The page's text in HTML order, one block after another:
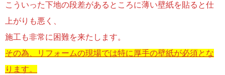
こういった下地の段差があるところに薄い壁紙を貼ると仕
上がりも悪く、
施工も非常に困難を来たします。
その為、リフォームの現場では特に厚手の壁紙が必須とな
ります。